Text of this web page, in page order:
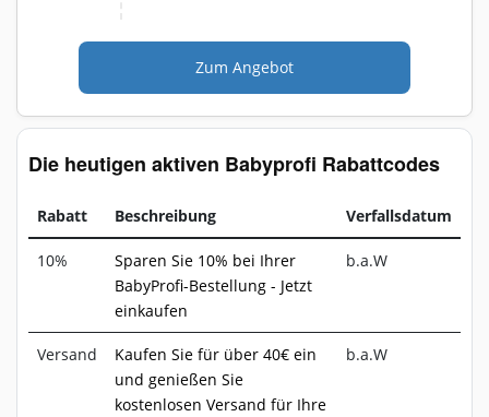
Zum Angebot
Die heutigen aktiven Babyprofi Rabattcodes
Rabatt Beschreibung Verfallsdatum
10%
Sparen Sie 10% bei Ihrer
BabyProfi-Bestellung - Jetzt
einkaufen
b.a.W
Versand
Kaufen Sie für über 40€ ein
und genießen Sie
kostenlosen Versand für Ihre
b.a.W